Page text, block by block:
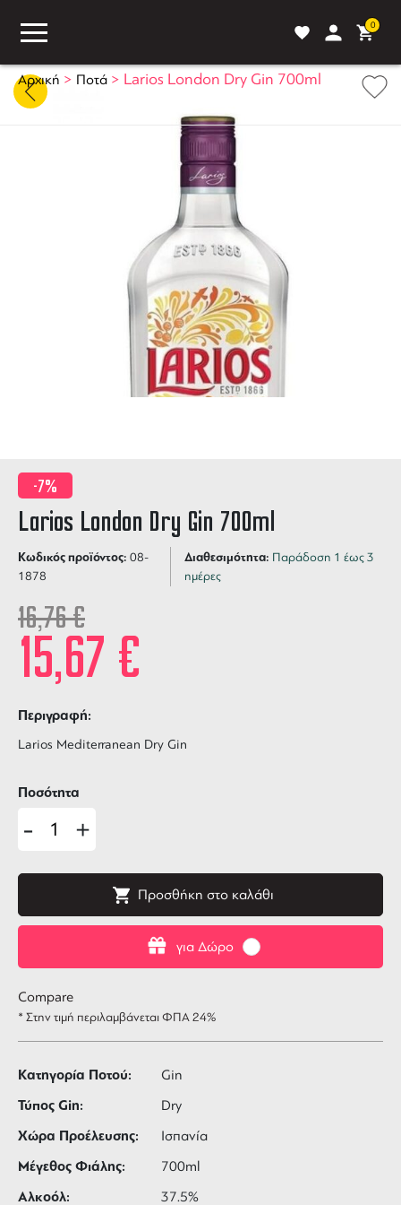
0
ΣΥΓΚΡΙΣΗ
Αρχική > Ποτά > Larios London Dry Gin 700ml
-7%
Larios London Dry Gin 700ml
Κωδικός προϊόντος: 08-
1878
Διαθεσιμότητα: Παράδοση 1 έως 3
ημέρες
16,76€
15,67 €
Περιγραφή:
Larios Mediterranean Dry Gin
για Δώρο
Ποσότητα
- +
Προσθήκη στο καλάθι
Compare
* Στην τιμή περιλαμβάνεται ΦΠΑ 24%
Κατηγορία Ποτού: Gin
Τύπος Gin: Dry
Χώρα Προέλευσης: Ισπανία
Μέγεθος Φιάλης: 700ml
Αλκοόλ: 37.5%